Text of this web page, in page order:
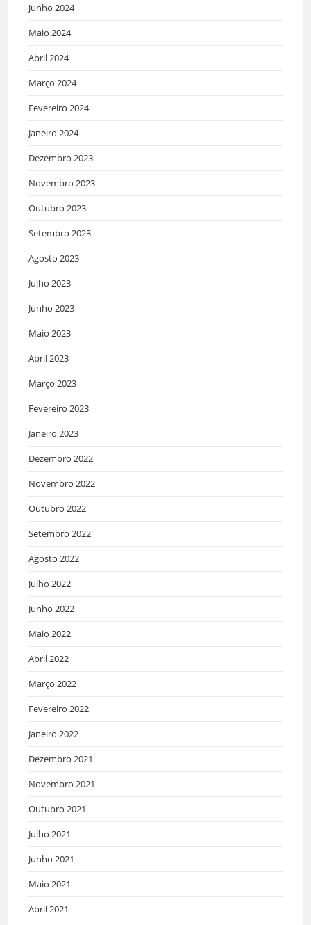
Junho 2024
Maio 2024
Abril 2024
Março 2024
Fevereiro 2024
Janeiro 2024
Dezembro 2023
Novembro 2023
Outubro 2023
Setembro 2023
Agosto 2023
Julho 2023
Junho 2023
Maio 2023
Abril 2023
Março 2023
Fevereiro 2023
Janeiro 2023
Dezembro 2022
Novembro 2022
Outubro 2022
Setembro 2022
Agosto 2022
Julho 2022
Junho 2022
Maio 2022
Abril 2022
Março 2022
Fevereiro 2022
Janeiro 2022
Dezembro 2021
Novembro 2021
Outubro 2021
Julho 2021
Junho 2021
Maio 2021
Abril 2021